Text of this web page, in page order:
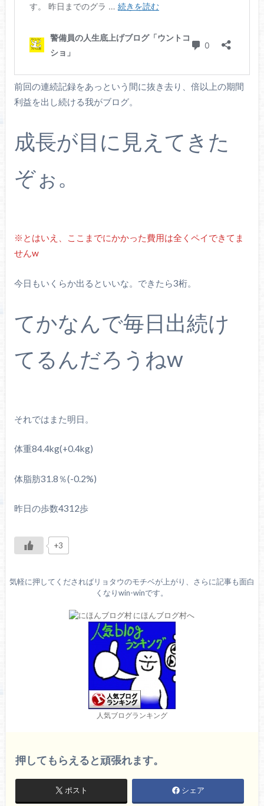
前回の連続記録をあっという間に抜き去り、倍以上の期間
利益を出し続ける我がブログ。
成長が目に見えてきた
ぞぉ。
※とはいえ、ここまでにかかった費用は全くペイできてま
せんw
今日もいくらか出るといいな。できたら3桁。
てかなんで毎日出続け
てるんだろうねw
それではまた明日。
体重84.4kg(+0.4kg)
体脂肪31.8％(-0.2%)
昨日の歩数4312歩
+3
気軽に押してくださればリョタウのモチベが上がり、さらに記事も面白
くなりwin-winです。
人気ブログランキング
押してもらえると頑張れます。
ポスト シェア